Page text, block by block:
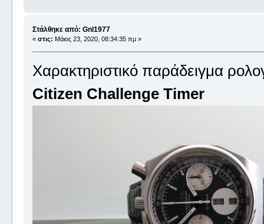
Στάλθηκε από: Gnl1977
« στις: Μάιος 23, 2020, 08:34:35 πμ »
Χαρακτηριστικό παράδειγμα
Citizen Challenge Timer